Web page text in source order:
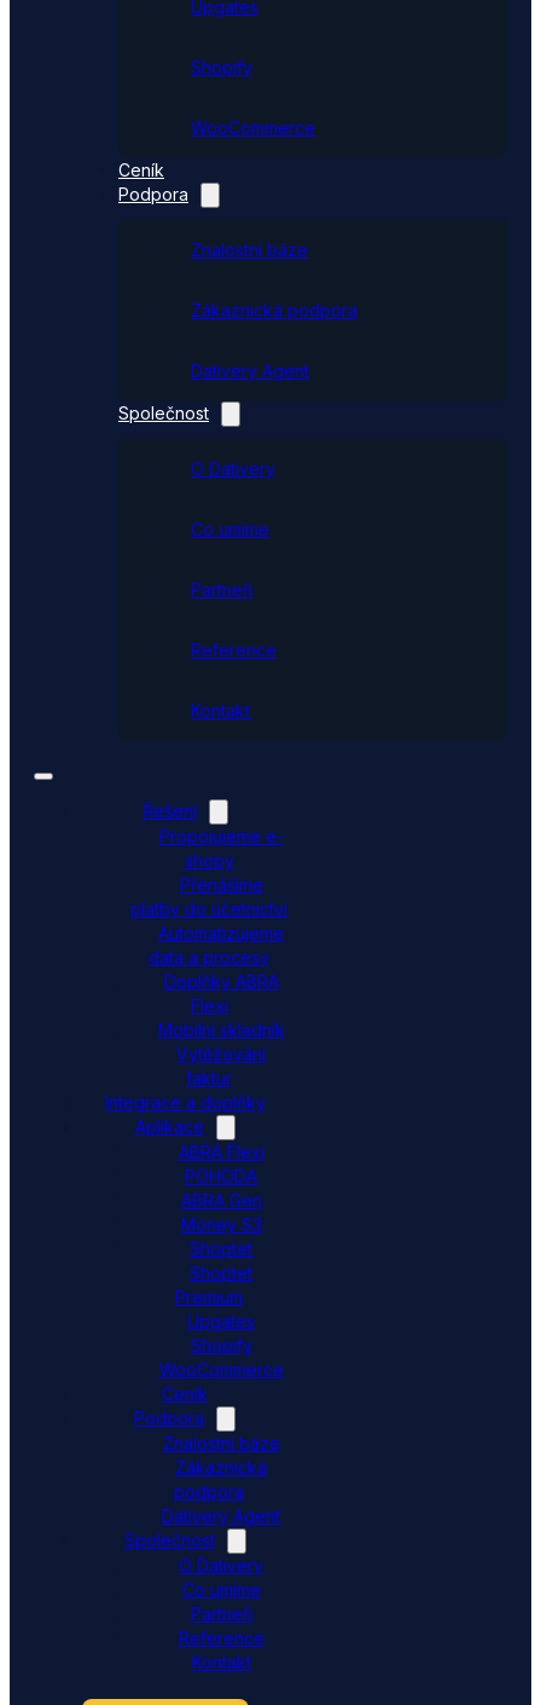
Upgates
Shopify
WooCommerce
Ceník
Podpora
Znalostní báze
Zákaznická podpora
Dativery Agent
Společnost
O Dativery
Co umíme
Partneři
Reference
Kontakt
Řešení
Propojujeme e-
shopy
Přenášíme
platby do účetnictví
Automatizujeme
data a procesy
Doplňky ABRA
Flexi
Mobilní skladník
Vytěžování
faktur
Integrace a doplňky
Aplikace
ABRA Flexi
POHODA
ABRA Gen
Money S3
Shoptet
Shoptet
Premium
Upgates
Shopify
WooCommerce
Ceník
Podpora
Znalostní báze
Zákaznická
podpora
Dativery Agent
Společnost
O Dativery
Co umíme
Partneři
Reference
Kontakt